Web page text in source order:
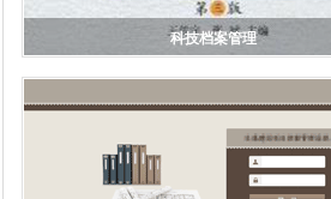
科技档案管理